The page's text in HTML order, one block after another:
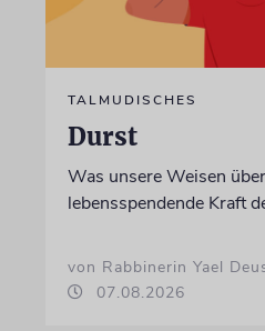
TALMUDISCHES
Durst
Was unsere Weisen
lebensspendende Kraft
von Rabbinerin Yael
07.08.2026